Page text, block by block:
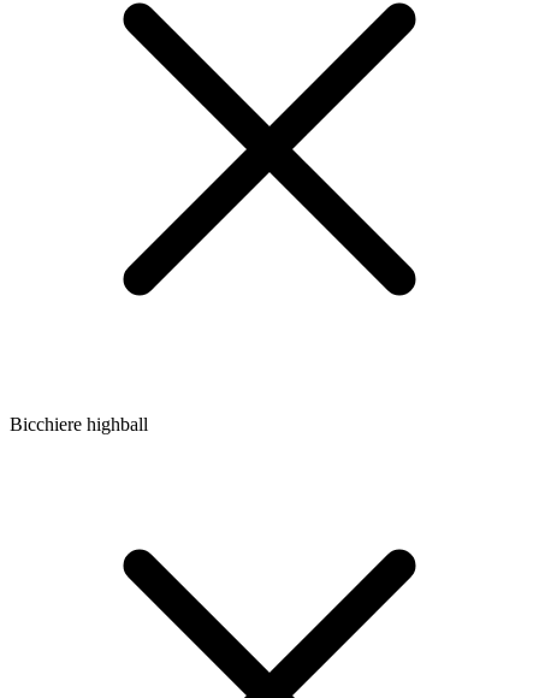
Bicchiere highball